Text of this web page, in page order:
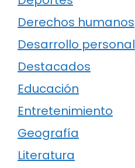
Derechos humanos
Desarrollo personal
Destacados
Educación
Entretenimiento
Geografía
Literatura